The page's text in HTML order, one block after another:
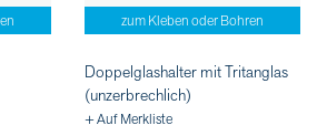
zum Kleben oder Bohren
Doppelglashalter mit Tritanglas
(unzerbrechlich)
+ Auf Merkliste